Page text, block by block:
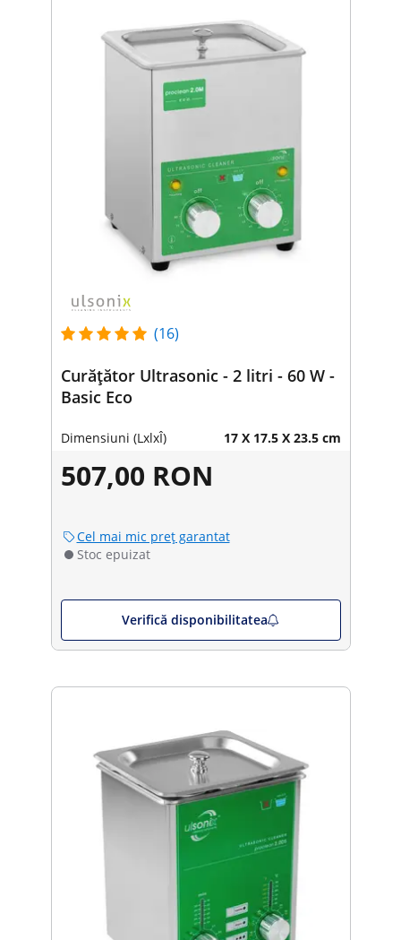
(16)
Curățător Ultrasonic - 2 litri - 60 W -
Basic Eco
Dimensiuni (LxlxÎ) 17 X 17.5 X 23.5 cm
507,00 RON
Cel mai mic preț garantat
Stoc epuizat
Verifică disponibilitatea